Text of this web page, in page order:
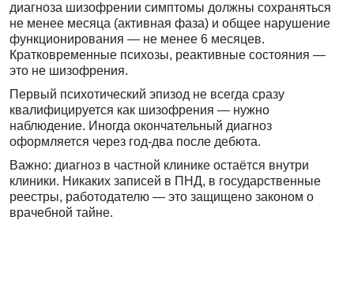
диагноза шизофрении симптомы должны сохраняться
не менее месяца (активная фаза) и общее нарушение
функционирования — не менее 6 месяцев.
Кратковременные психозы, реактивные состояния —
это не шизофрения.
Первый психотический эпизод не всегда сразу
квалифицируется как шизофрения — нужно
наблюдение. Иногда окончательный диагноз
оформляется через год-два после дебюта.
Важно: диагноз в частной клинике остаётся внутри
клиники. Никаких записей в ПНД, в государственные
реестры, работодателю — это защищено законом о
врачебной тайне.